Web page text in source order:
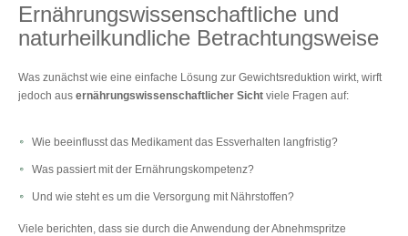
Ernährungswissenschaftliche und
naturheilkundliche Betrachtungsweise
Was zunächst wie eine einfache Lösung zur Gewichtsreduktion wirkt, wirft
jedoch aus ernährungswissenschaftlicher Sicht viele Fragen auf:
Wie beeinflusst das Medikament das Essverhalten langfristig?
Was passiert mit der Ernährungskompetenz?
Und wie steht es um die Versorgung mit Nährstoffen?
Viele berichten, dass sie durch die Anwendung der Abnehmspritze